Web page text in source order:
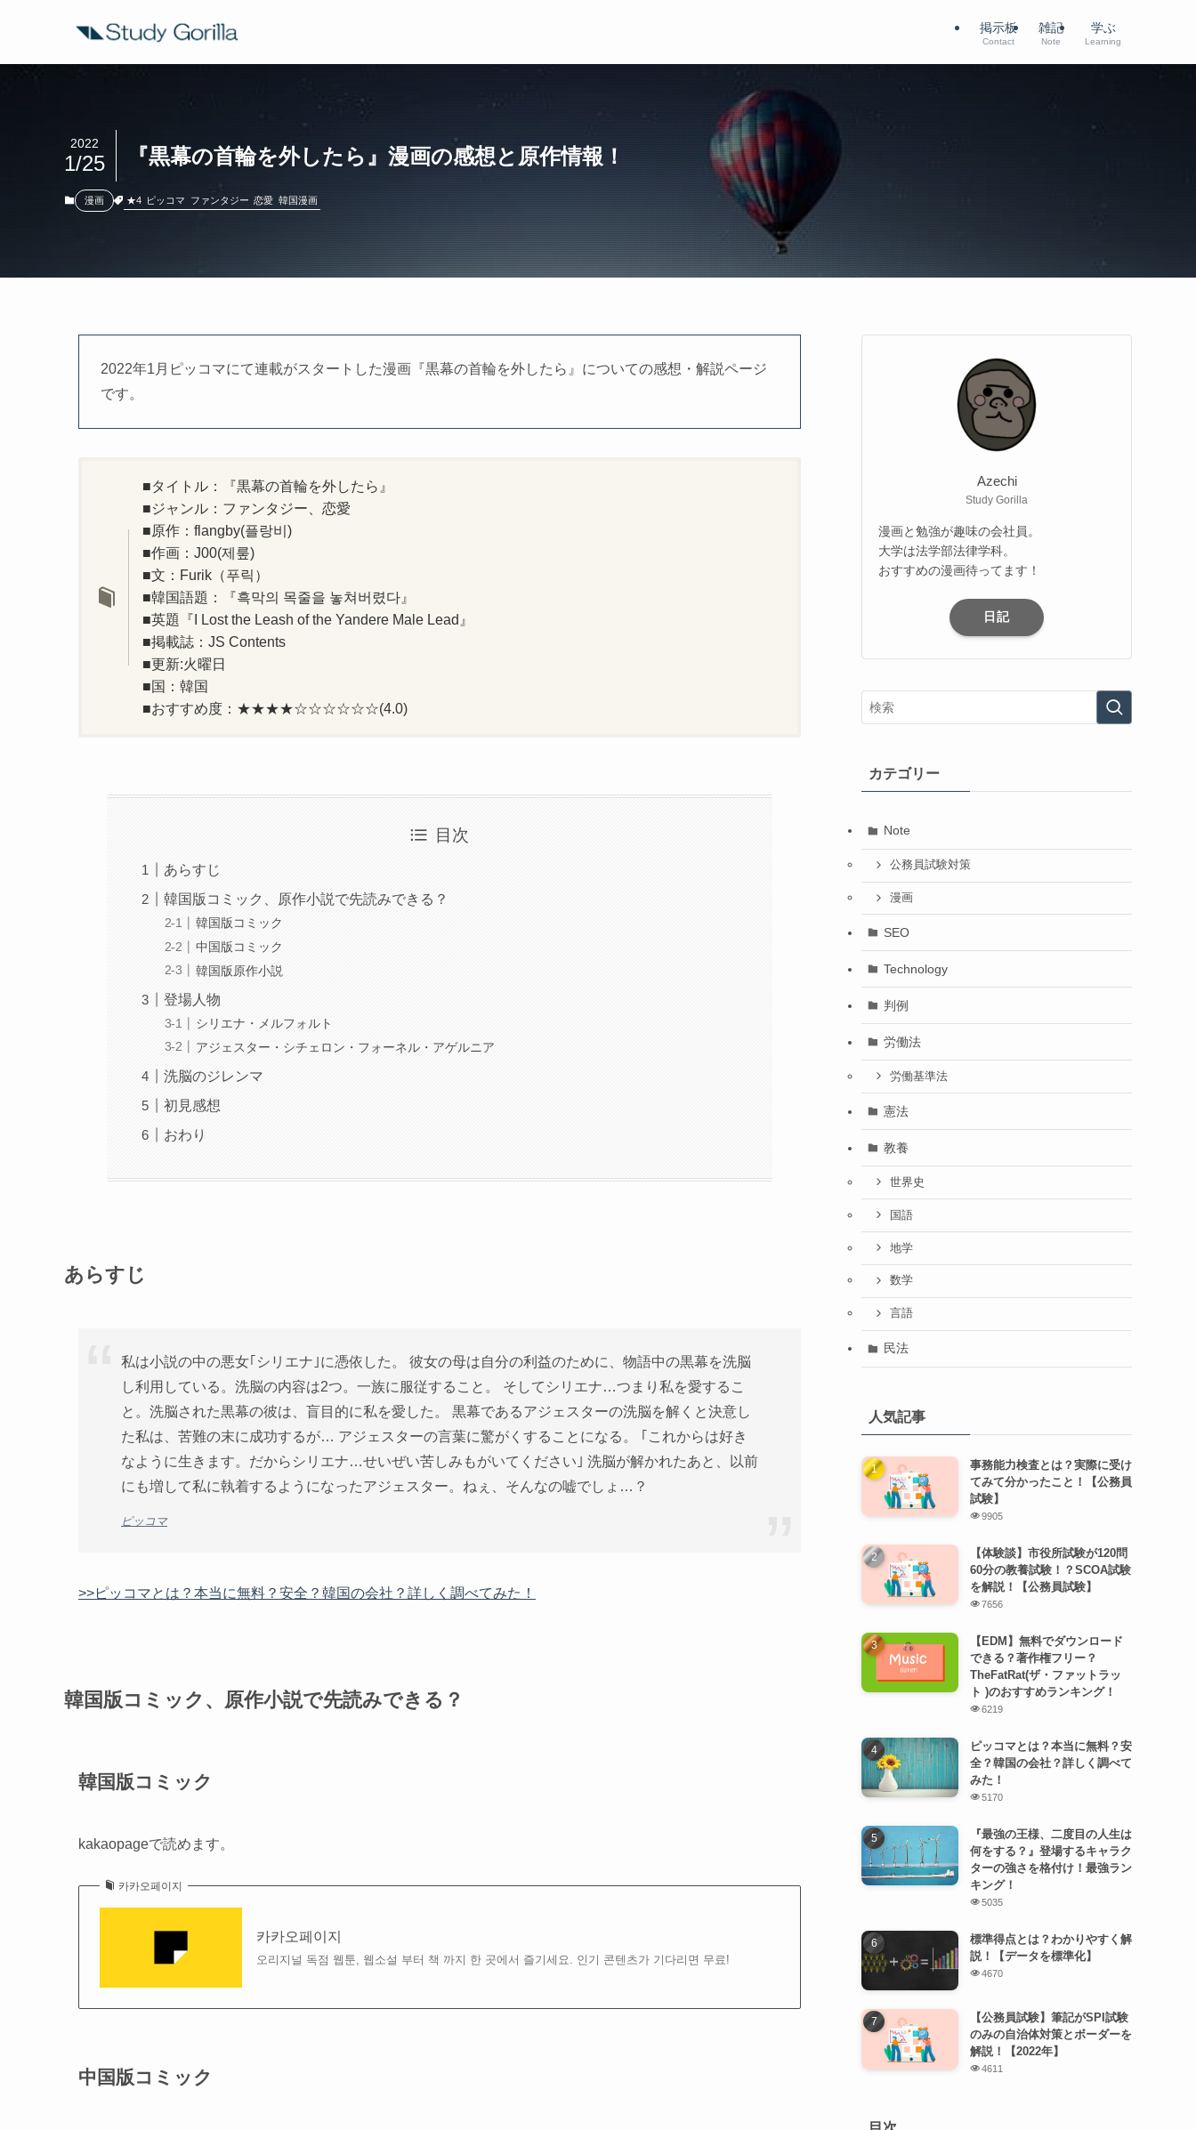
掲示板
Contact
雑記
Note
学ぶ
Learning
『黒幕の首輪を外したら』漫画の感想と原作情報！
2022
1/25
漫画 ★4 ピッコマ ファンタジー 恋愛 韓国漫画
2022年1月ピッコマにて連載がスタートした漫画『黒幕の首輪を外したら』についての感想・解説ページ
です。
■タイトル：『黒幕の首輪を外したら』
■ジャンル：ファンタジー、恋愛
■原作：flangby(플랑비)
■作画：J00(제뤂)
■文：Furik（푸릭）
■韓国語題：『흑막의 목줄을 놓쳐버렸다』
■英題『I Lost the Leash of the Yandere Male Lead』
■掲載誌：JS Contents
■更新:火曜日
■国：韓国
■おすすめ度：★★★★☆☆☆☆☆☆(4.0)
目次
あらすじ
韓国版コミック、原作小説で先読みできる？
韓国版コミック
中国版コミック
韓国版原作小説
登場人物
シリエナ・メルフォルト
アジェスター・シチェロン・フォーネル・アゲルニア
洗脳のジレンマ
初見感想
おわり
あらすじ
私は小説の中の悪女｢シリエナ｣に憑依した。 彼女の母は自分の利益のために、物語中の黒幕を洗脳
し利用している。洗脳の内容は2つ。一族に服従すること。 そしてシリエナ…つまり私を愛するこ
と。洗脳された黒幕の彼は、盲目的に私を愛した。 黒幕であるアジェスターの洗脳を解くと決意し
た私は、苦難の末に成功するが… アジェスターの言葉に驚がくすることになる。 ｢これからは好き
なように生きます。だからシリエナ…せいぜい苦しみもがいてください｣ 洗脳が解かれたあと、以前
にも増して私に執着するようになったアジェスター。ねぇ、そんなの嘘でしょ…？
ピッコマ
>>ピッコマとは？本当に無料？安全？韓国の会社？詳しく調べてみた！
韓国版コミック、原作小説で先読みできる？
韓国版コミック
kakaopageで読めます。
카카오페이지
카카오페이지
오리지널 독점 웹툰, 웹소설 부터 책 까지 한 곳에서 즐기세요. 인기 콘텐츠가 기다리면 무료!
中国版コミック
Azechi
Study Gorilla
漫画と勉強が趣味の会社員。
大学は法学部法律学科。
おすすめの漫画待ってます！
日記
カテゴリー
Note
公務員試験対策
漫画
SEO
Technology
判例
労働法
労働基準法
憲法
教養
世界史
国語
地学
数学
言語
民法
人気記事
事務能力検査とは？実際に受け
てみて分かったこと！【公務員
試験】
9905
【体験談】市役所試験が120問
60分の教養試験！？SCOA試験
を解説！【公務員試験】
7656
【EDM】無料でダウンロード
できる？著作権フリー？
TheFatRat(ザ・ファットラッ
ト )のおすすめランキング！
6219
ピッコマとは？本当に無料？安
全？韓国の会社？詳しく調べて
みた！
5170
『最強の王様、二度目の人生は
何をする？』登場するキャラク
ターの強さを格付け！最強ラン
キング！
5035
標準得点とは？わかりやすく解
説！【データを標準化】
4670
【公務員試験】筆記がSPI試験
のみの自治体対策とボーダーを
解説！【2022年】
4611